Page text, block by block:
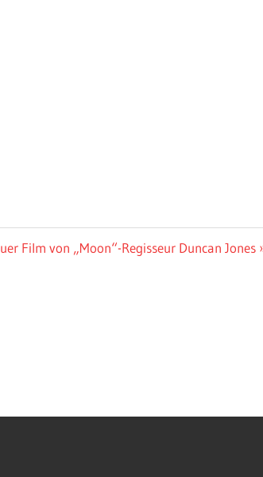
Film von „Moon“-Regisseur Duncan Jones